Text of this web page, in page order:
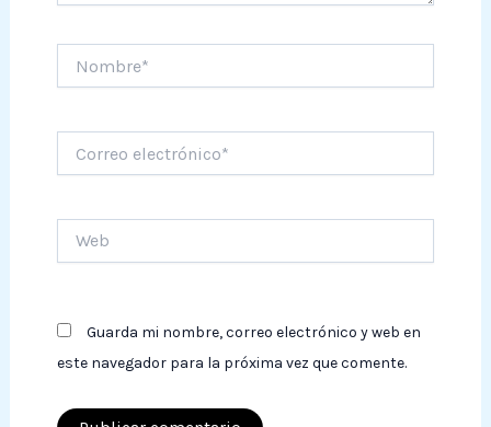
electrónico*
Guarda mi nombre, correo electrónico y web en
este navegador para la próxima vez que comente.